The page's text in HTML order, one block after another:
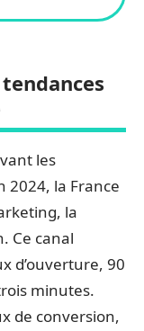
tendances
les
2024, la France
la
Ce canal
d’ouverture, 90
minutes.
de conversion,